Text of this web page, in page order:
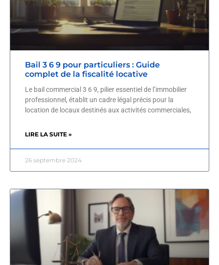
Bail 3 6 9 pour particuliers : Guide
complet de la fiscalité locative
Le bail commercial 3 6 9, pilier essentiel de l’immobilier
professionnel, établit un cadre légal précis pour la
location de locaux destinés aux activités commerciales,
LIRE LA SUITE »
26 septembre 2024